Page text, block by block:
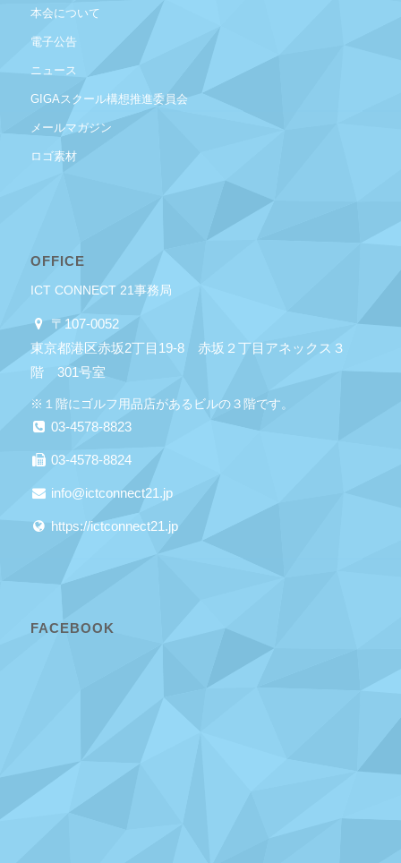
本会について
電子公告
ニュース
GIGAスクール構想推進委員会
メールマガジン
ロゴ素材
OFFICE
ICT CONNECT 21事務局
〒107-0052
東京都港区赤坂2丁目19-8 赤坂２丁目アネックス３
階 301号室
※１階にゴルフ用品店があるビルの３階です。
03-4578-8823
03-4578-8824
info@ictconnect21.jp
https://ictconnect21.jp
FACEBOOK